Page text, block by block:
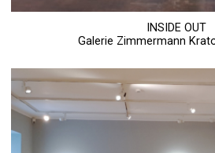
INSIDE OUT
Galerie Zimmermann